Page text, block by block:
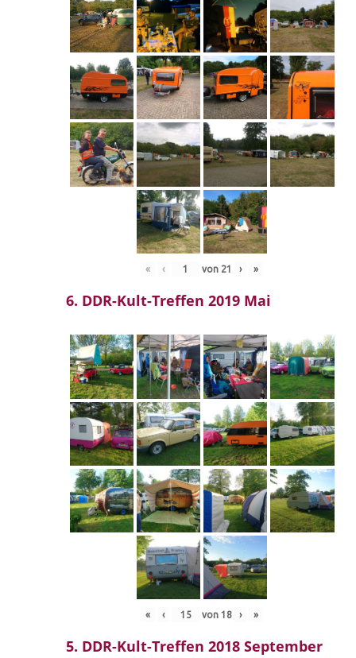
« ‹ von 21 › »
6. DDR-Kult-Treffen 2019 Mai
« ‹ von 18 › »
5. DDR-Kult-Treffen 2018 September